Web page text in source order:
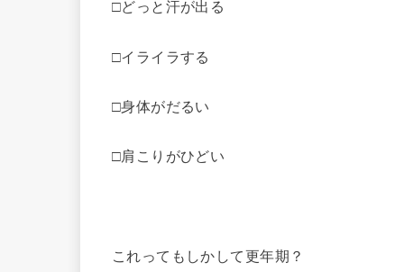
□どっと汗が出る
□イライラする
□身体がだるい
□肩こりがひどい
これってもしかして更年期？